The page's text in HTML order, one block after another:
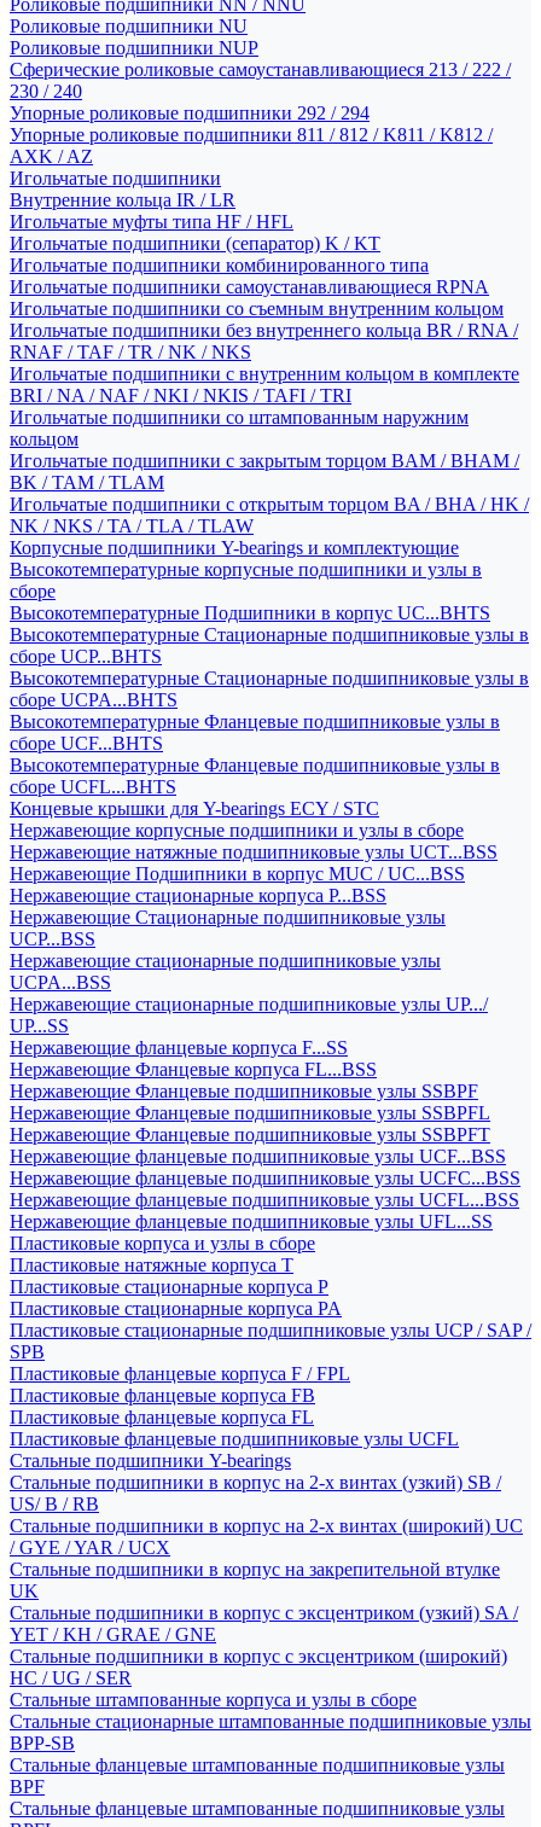
Роликовые подшипники NN / NNU
Роликовые подшипники NU
Роликовые подшипники NUP
Сферические роликовые самоустанавливающиеся 213 / 222 /
230 / 240
Упорные роликовые подшипники 292 / 294
Упорные роликовые подшипники 811 / 812 / K811 / K812 /
AXK / AZ
Игольчатые подшипники
Внутренние кольца IR / LR
Игольчатые муфты типа HF / HFL
Игольчатые подшипники (сепаратор) K / KT
Игольчатые подшипники комбинированного типа
Игольчатые подшипники самоустанавливающиеся RPNA
Игольчатые подшипники со съемным внутренним кольцом
Игольчатые подшипники без внутреннего кольца BR / RNA /
RNAF / TAF / TR / NK / NKS
Игольчатые подшипники с внутренним кольцом в комплекте
BRI / NA / NAF / NKI / NKIS / TAFI / TRI
Игольчатые подшипники со штампованным наружним
кольцом
Игольчатые подшипники с закрытым торцом BAM / BHAM /
BK / TAM / TLAM
Игольчатые подшипники с открытым торцом BA / BHA / HK /
NK / NKS / TA / TLA / TLAW
Корпусные подшипники Y-bearings и комплектующие
Высокотемпературные корпусные подшипники и узлы в
сборе
Высокотемпературные Подшипники в корпус UC...BHTS
Высокотемпературные Стационарные подшипниковые узлы в
сборе UCP...BHTS
Высокотемпературные Стационарные подшипниковые узлы в
сборе UCPA...BHTS
Высокотемпературные Фланцевые подшипниковые узлы в
сборе UCF...BHTS
Высокотемпературные Фланцевые подшипниковые узлы в
сборе UCFL...BHTS
Концевые крышки для Y-bearings ECY / STC
Нержавеющие корпусные подшипники и узлы в сборе
Нержавеющие натяжные подшипниковые узлы UCT...BSS
Нержавеющие Подшипники в корпус MUC / UC...BSS
Нержавеющие стационарные корпуса P...BSS
Нержавеющие Стационарные подшипниковые узлы
UCP...BSS
Нержавеющие стационарные подшипниковые узлы
UCPA...BSS
Нержавеющие стационарные подшипниковые узлы UP.../
UP...SS
Нержавеющие фланцевые корпуса F...SS
Нержавеющие Фланцевые корпуса FL...BSS
Нержавеющие Фланцевые подшипниковые узлы SSBPF
Нержавеющие Фланцевые подшипниковые узлы SSBPFL
Нержавеющие Фланцевые подшипниковые узлы SSBPFT
Нержавеющие фланцевые подшипниковые узлы UCF...BSS
Нержавеющие фланцевые подшипниковые узлы UCFC...BSS
Нержавеющие фланцевые подшипниковые узлы UCFL...BSS
Нержавеющие фланцевые подшипниковые узлы UFL...SS
Пластиковые корпуса и узлы в сборе
Пластиковые натяжные корпуса T
Пластиковые стационарные корпуса P
Пластиковые стационарные корпуса PA
Пластиковые стационарные подшипниковые узлы UCP / SAP /
SPB
Пластиковые фланцевые корпуса F / FPL
Пластиковые фланцевые корпуса FB
Пластиковые фланцевые корпуса FL
Пластиковые фланцевые подшипниковые узлы UCFL
Стальные подшипники Y-bearings
Стальные подшипники в корпус на 2-х винтах (узкий) SB /
US/ B / RB
Стальные подшипники в корпус на 2-х винтах (широкий) UC
/ GYE / YAR / UCX
Стальные подшипники в корпус на закрепительной втулке
UK
Стальные подшипники в корпус с эксцентриком (узкий) SA /
YET / KH / GRAE / GNE
Стальные подшипники в корпус с эксцентриком (широкий)
HC / UG / SER
Стальные штампованные корпуса и узлы в сборе
Стальные стационарные штампованные подшипниковые узлы
BPP-SB
Стальные фланцевые штампованные подшипниковые узлы
BPF
Стальные фланцевые штампованные подшипниковые узлы